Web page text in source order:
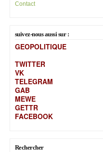
Contact
suivez-nous aussi sur :
GEOPOLITIQUE
TWITTER
VK
TELEGRAM
GAB
MEWE
GETTR
FACEBOOK
Rechercher